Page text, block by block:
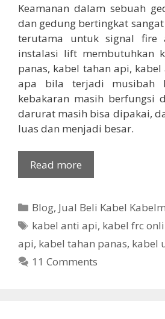
Keamanan dalam sebuah
dan gedung bertingkat
terutama untuk signal fire
instalasi lift membutuhkan
panas, kabel tahan api, kabel
apa bila terjadi musibah
kebakaran masih berfungsi
darurat masih bisa dipakai,
luas dan menjadi besar.
Read more
Categories
Blog, Jual Beli Kabel
Tags
kabel anti api, kabel frc
api, kabel tahan panas, kabel
11 Comments